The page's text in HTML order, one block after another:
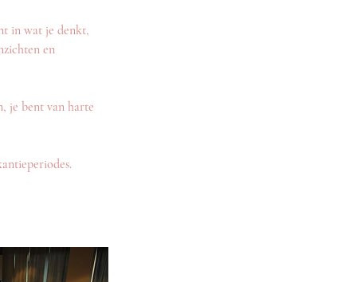
in wat je denkt,
en
je bent van harte